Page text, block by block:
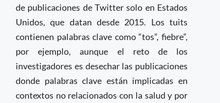
de publicaciones de Twitter solo en Estados
Unidos, que datan desde 2015. Los tuits
contienen palabras clave como “tos”, fiebre”,
por ejemplo, aunque el reto de los
investigadores es desechar las publicaciones
donde palabras clave están implicadas en
contextos no relacionados con la salud y por